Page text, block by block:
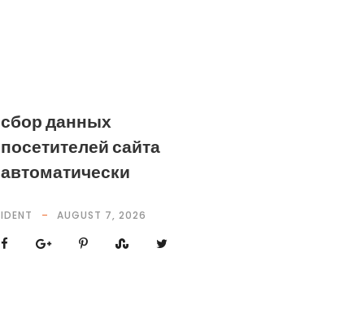
сбор данных
посетителей сайта
автоматически
IDENT AUGUST 7, 2026